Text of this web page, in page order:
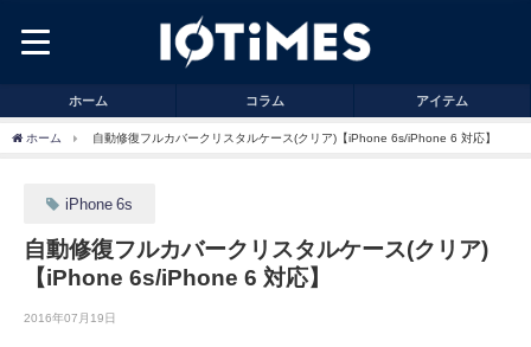
ホーム コラム アイテム
ホーム 自動修復フルカバークリスタルケース(クリア)【iPhone 6s/iPhone 6 対応】
iPhone 6s
自動修復フルカバークリスタルケース(クリア)
【iPhone 6s/iPhone 6 対応】
2016年07月19日